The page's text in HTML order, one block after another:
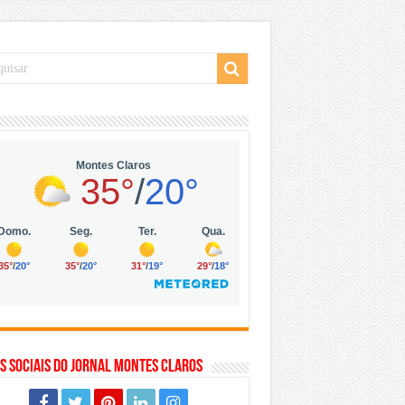
mil no digital
eólica e hidrogênio verde
Sociais do Jornal Montes Claros